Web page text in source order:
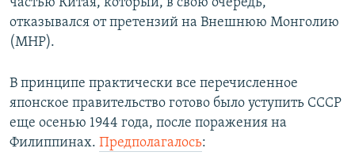
частью Китая, который, в свою очередь,
отказывался от претензий на Внешнюю Монголию
(МНР).
В принципе практически все перечисленное
японское правительство готово было уступить СССР
еще осенью 1944 года, после поражения на
Филиппинах. Предполагалось: